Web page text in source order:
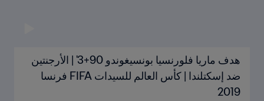
هدف ماريا فلورنسيا بونسيغوندو 90+3' | الأرجنتين
ضد إسكتلندا | كأس العالم للسيدات FIFA فرنسا
2019